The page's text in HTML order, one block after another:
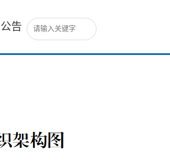
告